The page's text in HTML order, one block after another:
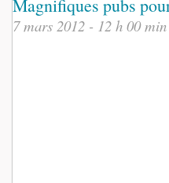
Magnifiques pubs
7 mars 2012 - 12 h 00 min